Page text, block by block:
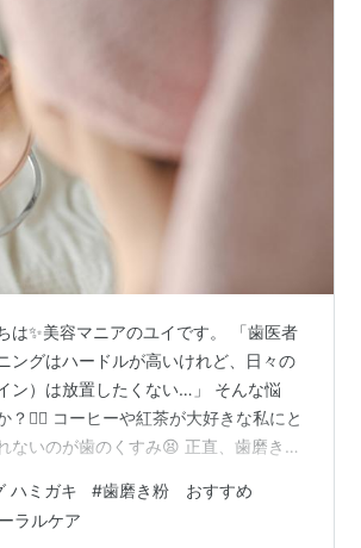
は✨美容マニアのユイです。 「歯医者
ングはハードルが高いけれど、日々の
ン）は放置したくない…」 そんな悩
？💁‍♀️ コーヒーや紅茶が大好きな私にと
ないのが歯のくすみ😫 正直、歯磨き粉
ずに、自分の歯本来の明るさをキープ
宅でも可能です。 今回は、磨き上がり
ハミガキ #歯磨き粉 おすすめ
ラルケア